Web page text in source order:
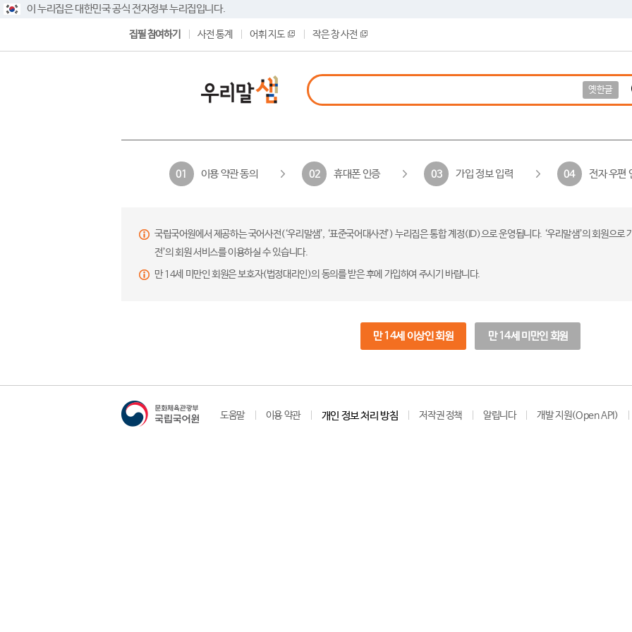
이 누리집은 대한민국 공식 전자정부 누리집입니다.
집필 참여하기 사전 통계 어휘 지도 작은 창 사전
옛한글
01 이용 약관 동의 02 휴대폰 인증 03 가입 정보 입력 04 전자 우편
국립국어원에서 제공하는 국어사전(‘우리말샘’, ‘표준국어대사전’) 누리집은 통합 계정(ID)으로 운영됩니다. ‘우리말샘’의 회원으
전’의 회원 서비스를 이용하실 수 있습니다.
만 14세 미만인 회원은 보호자(법정대리인)의 동의를 받은 후에 가입하여 주시기 바랍니다.
만 14세 이상인 회원 만 14세 미만인 회원
도움말 이용 약관 개인 정보 처리 방침 저작권 정책 알립니다 개발 지원(Open API)